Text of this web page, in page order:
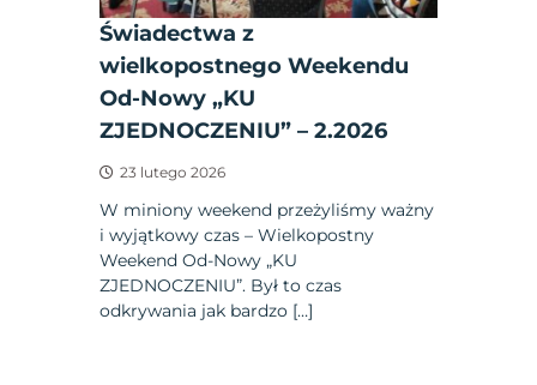
Świadectwa z
wielkopostnego Weekendu
Od-Nowy „KU
ZJEDNOCZENIU” – 2.2026
23 lutego 2026
W miniony weekend przeżyliśmy ważny
i wyjątkowy czas – Wielkopostny
Weekend Od-Nowy „KU
ZJEDNOCZENIU”. Był to czas
odkrywania jak bardzo […]